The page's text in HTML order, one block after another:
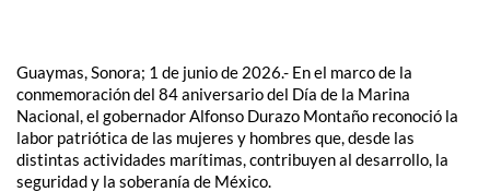
Guaymas, Sonora; 1 de junio de 2026.- En el marco de la
conmemoración del 84 aniversario del Día de la Marina
Nacional, el gobernador Alfonso Durazo Montaño reconoció la
labor patriótica de las mujeres y hombres que, desde las
distintas actividades marítimas, contribuyen al desarrollo, la
seguridad y la soberanía de México.